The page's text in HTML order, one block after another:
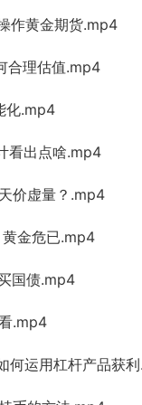
作黄金期货.mp4
合理估值.mp4
化.mp4
看出点啥.mp4
价虚量？.mp4
金危已.mp4
国债.mp4
.mp4
何运用杠杆产品获